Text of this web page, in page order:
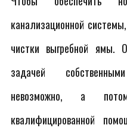
канализационной
чистки выгребной ямы.
задачей
невозможно, а
квалифицированной